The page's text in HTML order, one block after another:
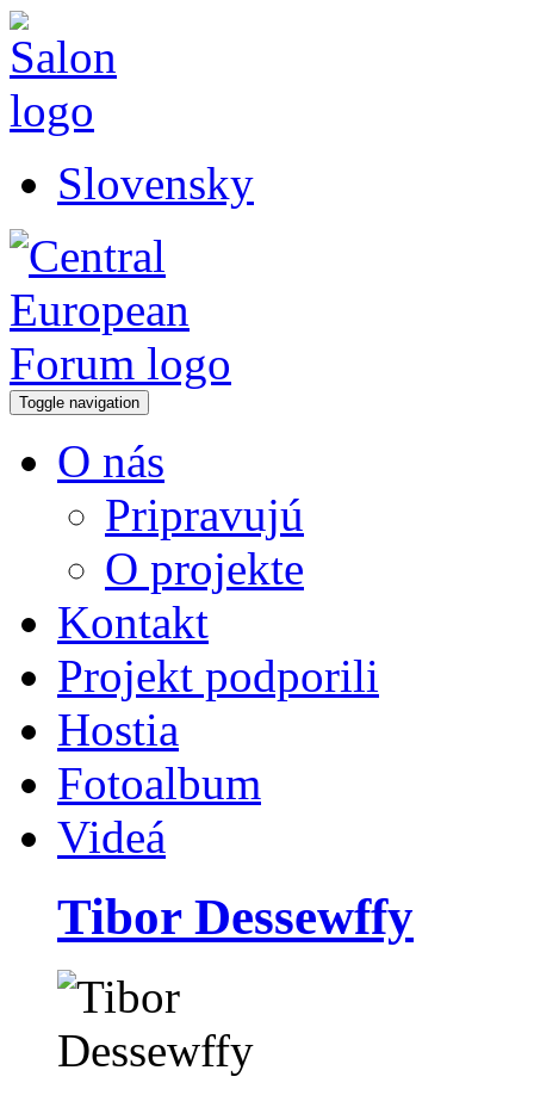
Slovensky
Toggle navigation
O nás
Pripravujú
O projekte
Kontakt
Projekt podporili
Hostia
Fotoalbum
Videá
Tibor Dessewffy